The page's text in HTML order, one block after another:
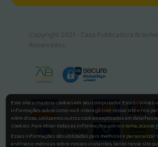
Copyright 2021 - Casa Publicadora
Reservados.
Este site armazena cookies em seu computador. Esses cookies
informações sobre como você interage com nosso site e nos
Além disso, utilizamos outros cookies explicados em detalhes
Cookies. Para obter todas as informações sobre o tema, acesse
Essas informações são utilizadas para melhorar e personalizar
análises e métricas sobre nossos visitantes, tanto nesse site